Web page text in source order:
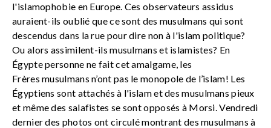
l'islamophobie en Europe. Ces observateurs assidus
auraient-ils oublié que ce sont des musulmans qui sont
descendus dans la rue pour dire non à l'islam politique?
Ou alors assimilent-ils musulmans et islamistes? En
Égypte personne ne fait cet amalgame, les
Frères musulmans n’ont pas le monopole de l’islam! Les
Égyptiens sont attachés à l'islam et des musulmans pieux
et même des salafistes se sont opposés à Morsi. Vendredi
dernier des photos ont circulé montrant des musulmans à